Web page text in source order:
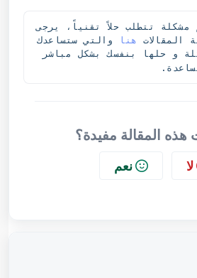
في حال واجهتكم مشكلة تتطلب حلاً تقنياً، يرجى
المقالات
هنا
والتي ستساعدك
على تتبع المشكلة و حلها بنفسك بشكل مباشر
المقالة مفيدة؟
لا نعم